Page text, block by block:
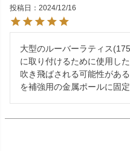
投稿日
2024/12/16
大型のルーバーラティス
に取り付けるために使用し
吹き飛ばされる可能性があ
を補強用の金属ポールに固